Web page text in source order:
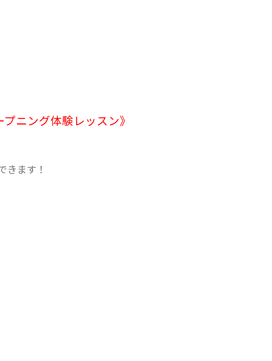
ニング体験レッスン》
きます！